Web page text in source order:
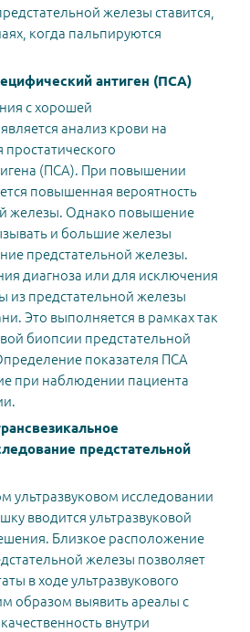
железы ставится,
когда пальпируются
антиген (ПСА)
с хорошей
анализ крови на
(ПСА). При повышении
повышенная вероятность
железы. Однако повышение
и большие железы
предстательной железы.
диагноза или для исключения
из предстательной железы
Это выполняется в рамках так
биопсии предстательной
показателя ПСА
при наблюдении пациента
предстательной
ультразвуковом исследовании
вводится ультразвуковой
Близкое расположение
железы позволяет
в ходе ультразвукового
образом выявить ареалы с
внутри